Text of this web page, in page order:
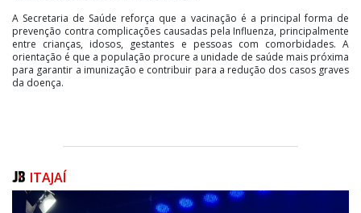
A Secretaria de Saúde reforça que a vacinação é a principal forma de
prevenção contra complicações causadas pela Influenza, principalmente
entre crianças, idosos, gestantes e pessoas com comorbidades. A
orientação é que a população procure a unidade de saúde mais próxima
para garantir a imunização e contribuir para a redução dos casos graves
da doença.
ITAJAÍ